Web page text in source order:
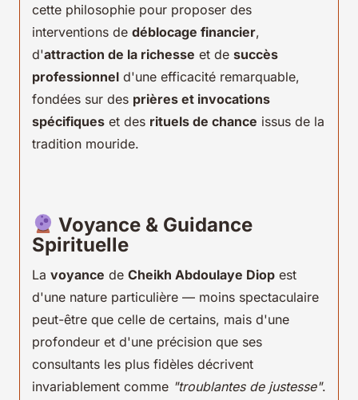
cette philosophie pour proposer des
interventions de déblocage financier,
d'attraction de la richesse et de succès
professionnel d'une efficacité remarquable,
fondées sur des prières et invocations
spécifiques et des rituels de chance issus de la
tradition mouride.
Voyance & Guidance
Spirituelle
La voyance de Cheikh Abdoulaye Diop est
d'une nature particulière — moins spectaculaire
peut-être que celle de certains, mais d'une
profondeur et d'une précision que ses
consultants les plus fidèles décrivent
invariablement comme "troublantes de justesse".